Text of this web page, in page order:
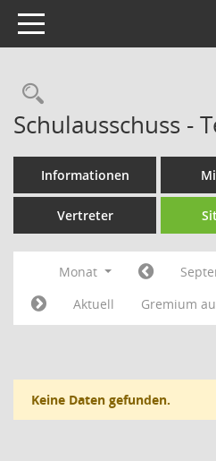
Toggle navigation
Rechercheauswahl
Schulausschuss -
Informationen
Vertreter
Monat
Aktuell
Gremium
Keine Daten gefunden.